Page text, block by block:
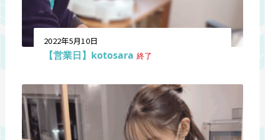
2022年5月10日
【営業日】kotosara 終了